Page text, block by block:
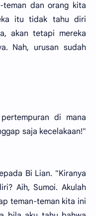
teman dan orang kita
itu tidak tahu diri
akan tetapi mereka
Nah, urusan sudah
di mana
saja kecelakaan!"
Bi Lian. "Kiranya
Aih, Sumoi. Akulah
teman-teman kita ini